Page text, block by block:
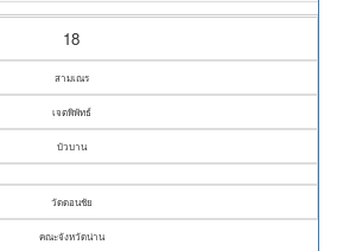
18
สามเณร
เจตพิพัทธ์
บัวบาน
วัดดอนชัย
คณะจังหวัดน่าน